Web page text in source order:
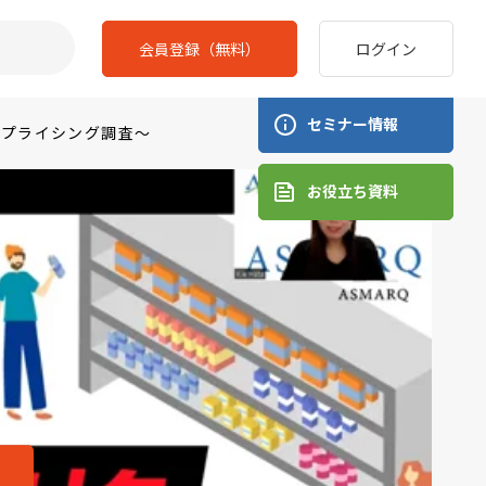
会員登録（無料） ログイン
ライシング調査～ セミナー情報
お役立ち資料